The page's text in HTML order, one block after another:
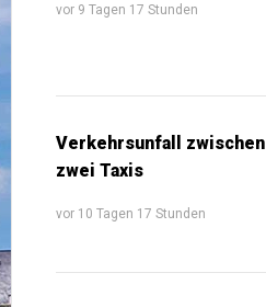
vor 9 Tagen 17 Stunden
Verkehrsunfall zwischen
zwei Taxis
vor 10 Tagen 17 Stunden